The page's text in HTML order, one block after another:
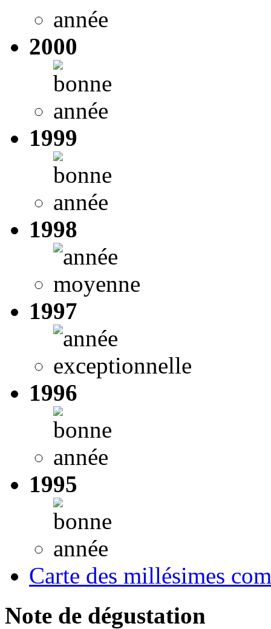
2000
1999
1998
1997
1996
1995
Carte des millésimes
Note de dégustation